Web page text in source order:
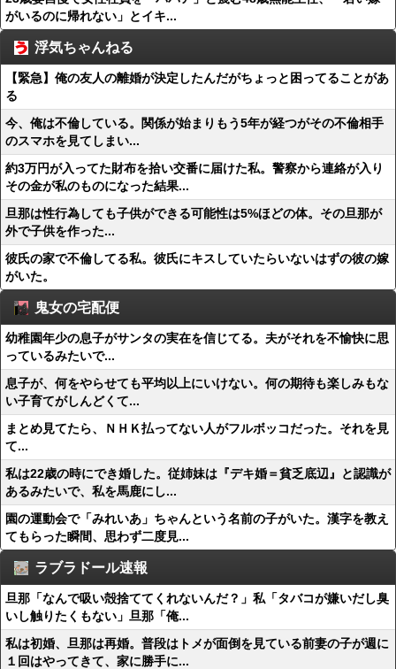
がいるのに帰れない」とイキ...
浮気ちゃんねる
【緊急】俺の友人の離婚が決定したんだがちょっと困ってることがあ
る
今、俺は不倫している。関係が始まりもう5年が経つがその不倫相手
のスマホを見てしまい...
約3万円が入ってた財布を拾い交番に届けた私。警察から連絡が入り
その金が私のものになった結果...
旦那は性行為しても子供ができる可能性は5%ほどの体。その旦那が
外で子供を作った...
彼氏の家で不倫してる私。彼氏にキスしていたらいないはずの彼の嫁
がいた。
鬼女の宅配便
幼稚園年少の息子がサンタの実在を信じてる。夫がそれを不愉快に思
っているみたいで...
息子が、何をやらせても平均以上にいけない。何の期待も楽しみもな
い子育てがしんどくて...
まとめ見てたら、ＮＨＫ払ってない人がフルボッコだった。それを見
て...
私は22歳の時にでき婚した。従姉妹は『デキ婚＝貧乏底辺』と認識が
あるみたいで、私を馬鹿にし...
園の運動会で「みれいあ」ちゃんという名前の子がいた。漢字を教え
てもらった瞬間、思わず二度見...
ラブラドール速報
旦那「なんで吸い殻捨ててくれないんだ？」私「タバコが嫌いだし臭
いし触りたくもない」旦那「俺...
私は初婚、旦那は再婚。普段はトメが面倒を見ている前妻の子が週に
１回はやってきて、家に勝手に...